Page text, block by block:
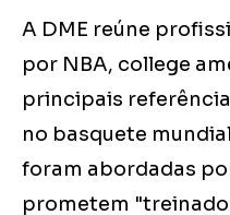
A DME reúne
por NBA, college
principais
no basquete
foram abordadas
prometem